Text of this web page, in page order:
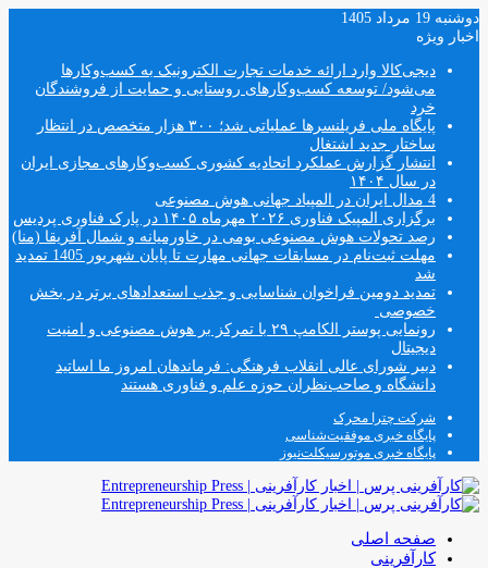
دوشنبه 19 مرداد 1405
اخبار ویژه
دیجی‌کالا وارد ارائه خدمات تجارت الکترونیک به کسب‌وکارها
می‌شود/ توسعه کسب‌وکارهای روستایی و حمایت از فروشندگان
خرد
پایگاه ملی فریلنسرها عملیاتی شد؛ ۳۰۰ هزار متخصص در انتظار
ساختار جدید اشتغال
انتشار گزارش عملکرد اتحادیه کشوری کسب‌وکارهای مجازی ایران
در سال ۱۴۰۴
4 مدال ایران در المپیاد جهانی هوش مصنوعی
برگزاری المپیک فناوری ۲۰۲۶ مهرماه ۱۴۰۵ در پارک فناوری پردیس
رصد تحولات هوش مصنوعی بومی در خاورمیانه و شمال آفریقا (منا)
مهلت ثبت‌نام در مسابقات جهانی مهارت تا پایان شهریور 1405 تمدید
شد
تمدید دومین فراخوان شناسایی و جذب استعدادهای برتر در بخش
خصوصی
رونمایی پوستر الکامپ ۲۹ با تمرکز بر هوش مصنوعی و امنیت
دیجیتال
دبیر شورای عالی انقلاب فرهنگی: فرماندهان امروز ما اساتید
دانشگاه و صاحب‌نظران حوزه علم و فناوری هستند
شرکت چترا محرک
پایگاه خبری موفقیت‌شناسی
پایگاه خبری موتورسیکلت‌نیوز
صفحه اصلی
کارآفرینی